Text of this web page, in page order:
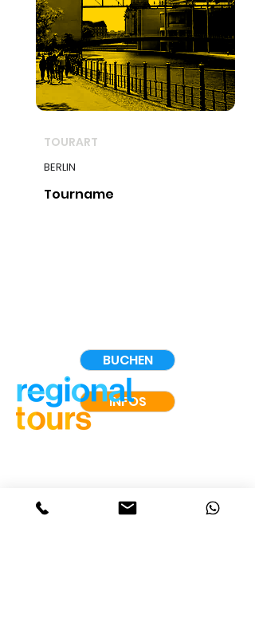
TOURART
BERLIN
Tourname
BUCHEN
INFOS
Berlin: +49 30232576910